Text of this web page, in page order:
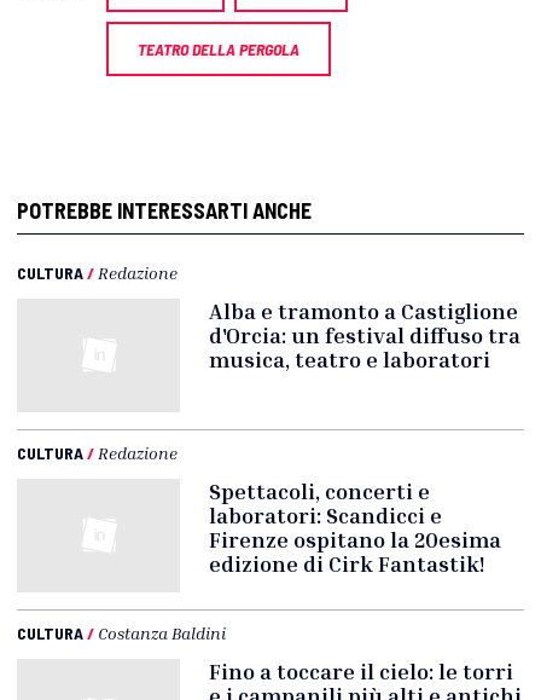
TEATRO DELLA PERGOLA
POTREBBE INTERESSARTI ANCHE
CULTURA/ Redazione
Alba e tramonto a Castiglione
d'Orcia: un festival diffuso tra
musica, teatro e laboratori
CULTURA/ Redazione
Spettacoli, concerti e
laboratori: Scandicci e
Firenze ospitano la 20esima
edizione di Cirk Fantastik!
CULTURA/ Costanza Baldini
Fino a toccare il cielo: le torri